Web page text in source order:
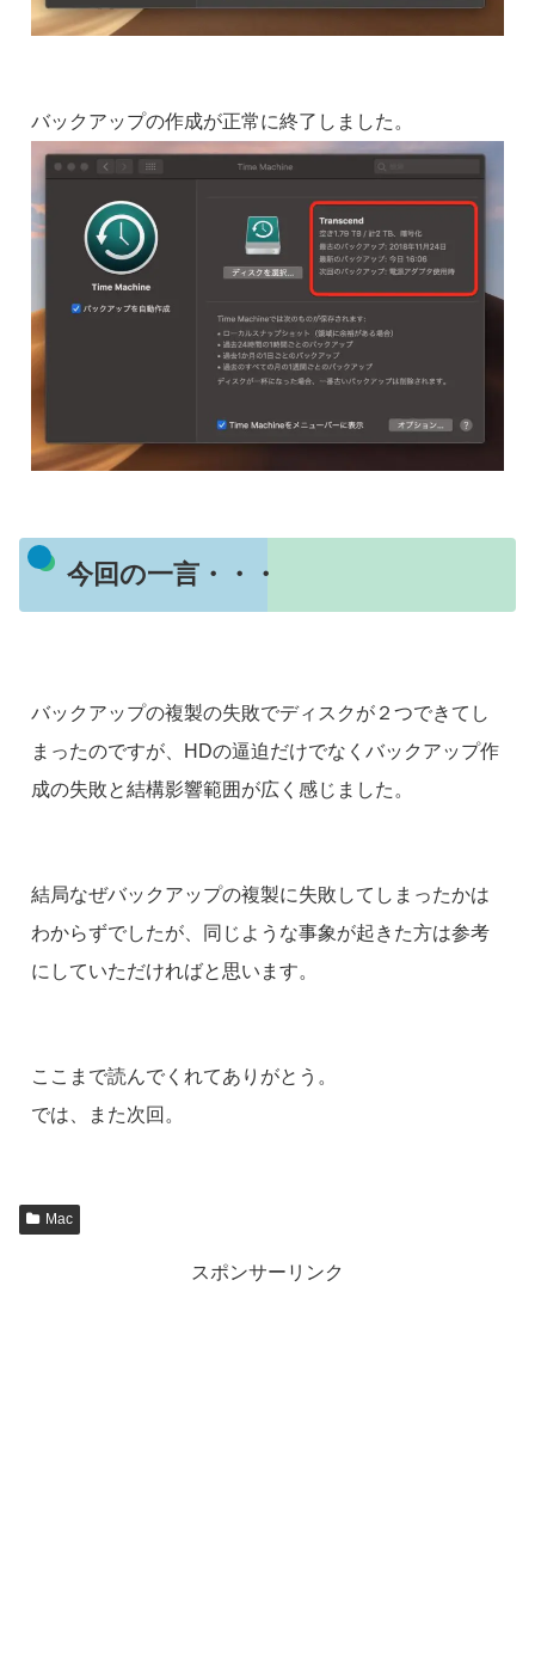
バックアップの作成が正常に終了しました。
今回の一言・・・
バックアップの複製の失敗でディスクが２つできてし
まったのですが、HDの逼迫だけでなくバックアップ作
成の失敗と結構影響範囲が広く感じました。
結局なぜバックアップの複製に失敗してしまったかは
わからずでしたが、同じような事象が起きた方は参考
にしていただければと思います。
ここまで読んでくれてありがとう。
では、また次回。
Mac
スポンサーリンク